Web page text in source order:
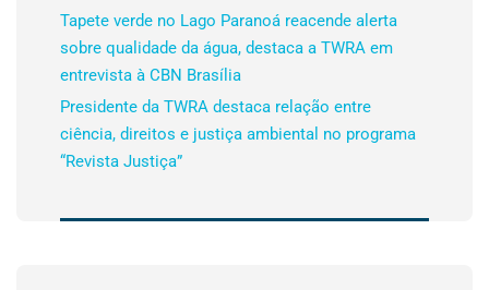
Tapete verde no Lago Paranoá reacende alerta
sobre qualidade da água, destaca a TWRA em
entrevista à CBN Brasília
Presidente da TWRA destaca relação entre
ciência, direitos e justiça ambiental no programa
“Revista Justiça”